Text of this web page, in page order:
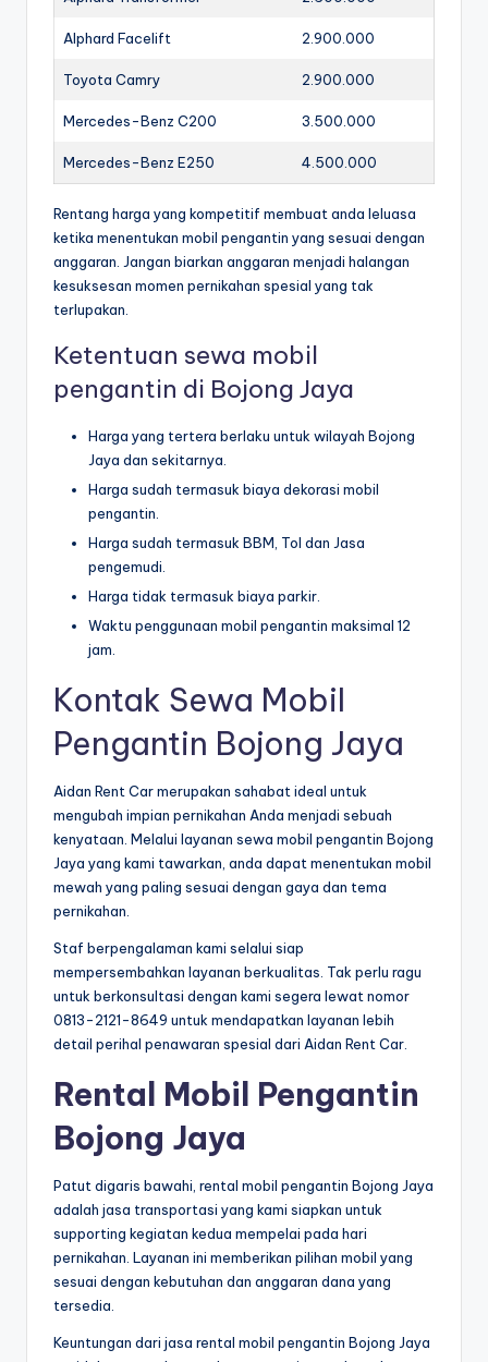
Alphard Facelift 2.900.000
Toyota Camry 2.900.000
Mercedes-Benz C200 3.500.000
Mercedes-Benz E250 4.500.000
Rentang harga yang kompetitif membuat anda leluasa
ketika menentukan mobil pengantin yang sesuai dengan
anggaran. Jangan biarkan anggaran menjadi halangan
kesuksesan momen pernikahan spesial yang tak
terlupakan.
Ketentuan sewa mobil
pengantin di Bojong Jaya
Harga yang tertera berlaku untuk wilayah Bojong
Jaya dan sekitarnya.
Harga sudah termasuk biaya dekorasi mobil
pengantin.
Harga sudah termasuk BBM, Tol dan Jasa
pengemudi.
Harga tidak termasuk biaya parkir.
Waktu penggunaan mobil pengantin maksimal 12
jam.
Kontak Sewa Mobil
Pengantin Bojong Jaya
Aidan Rent Car merupakan sahabat ideal untuk
mengubah impian pernikahan Anda menjadi sebuah
kenyataan. Melalui layanan sewa mobil pengantin Bojong
Jaya yang kami tawarkan, anda dapat menentukan mobil
mewah yang paling sesuai dengan gaya dan tema
pernikahan.
Staf berpengalaman kami selalui siap
mempersembahkan layanan berkualitas. Tak perlu ragu
untuk berkonsultasi dengan kami segera lewat nomor
0813-2121-8649 untuk mendapatkan layanan lebih
detail perihal penawaran spesial dari Aidan Rent Car.
Rental Mobil Pengantin
Bojong Jaya
Patut digaris bawahi, rental mobil pengantin Bojong Jaya
adalah jasa transportasi yang kami siapkan untuk
supporting kegiatan kedua mempelai pada hari
pernikahan. Layanan ini memberikan pilihan mobil yang
sesuai dengan kebutuhan dan anggaran dana yang
tersedia.
Keuntungan dari jasa rental mobil pengantin Bojong Jaya